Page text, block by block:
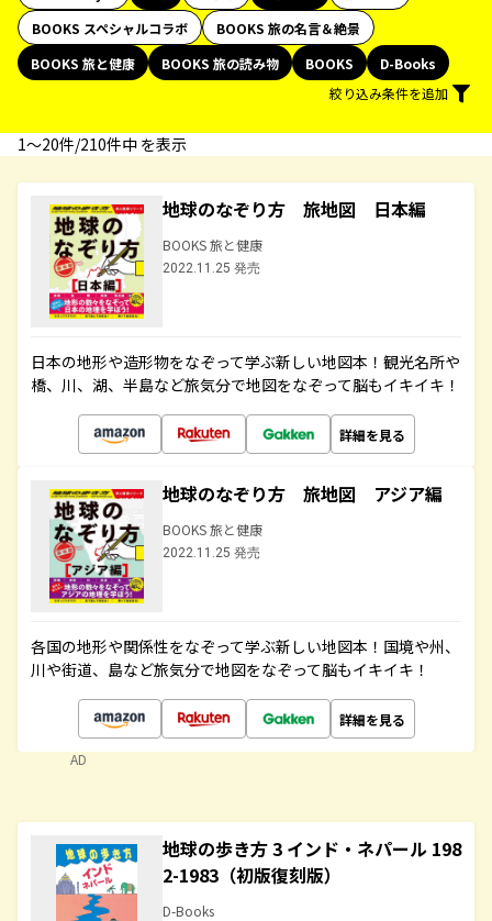
BOOKS スペシャルコラボ
BOOKS 旅の名言＆絶景
BOOKS 旅と健康
BOOKS 旅の読み物 BOOKS
D-Books
絞り込み条件を追加
1〜20件/210件中 を表示
地球のなぞり方 旅地図 日本編
BOOKS 旅と健康
2022.11.25 発売
日本の地形や造形物をなぞって学ぶ新しい地図本！観光名所や
橋、川、湖、半島など旅気分で地図をなぞって脳もイキイキ！
詳細を見る
地球のなぞり方 旅地図 アジア編
BOOKS 旅と健康
2022.11.25 発売
各国の地形や関係性をなぞって学ぶ新しい地図本！国境や州、
川や街道、島など旅気分で地図をなぞって脳もイキイキ！
詳細を見る
AD
地球の歩き方 3 インド・ネパール 198
2-1983（初版復刻版）
D-Books